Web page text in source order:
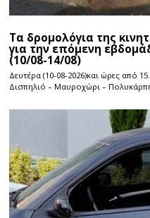
Τα δρομολόγια της
για την επόμενη
(10/08-14/08)
Δευτέρα (10-08-2026)και ώρες από
Δισπηλιό – Μαυροχώρι –